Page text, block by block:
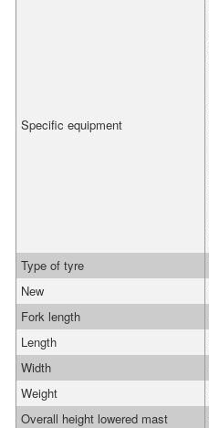
Specific equipment
Type of tyre
New
Fork length
Length
Width
Weight
Overall height lowered mast